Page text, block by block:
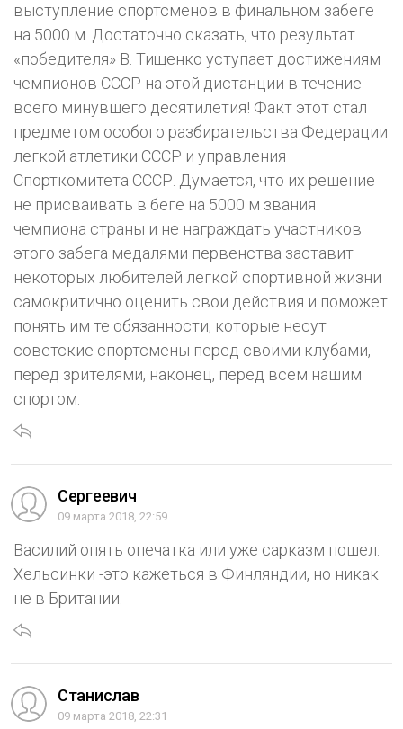
выступление спортсменов в финальном забеге
на 5000 м. Достаточно сказать, что результат
«победителя» В. Тищенко уступает достижениям
чемпионов СССР на этой дистанции в течение
всего минувшего десятилетия! Факт этот стал
предметом особого разбирательства Федерации
легкой атлетики СССР и управления
Спорткомитета СССР. Думается, что их решение
не присваивать в беге на 5000 м звания
чемпиона страны и не награждать участников
этого забега медалями первенства заставит
некоторых любителей легкой спортивной жизни
самокритично оценить свои действия и поможет
понять им те обязанности, которые несут
советские спортсмены перед своими клубами,
перед зрителями, наконец, перед всем нашим
спортом.
Сергеевич
09 марта 2018, 22:59
Василий опять опечатка или уже сарказм пошел.
Хельсинки -это кажеться в Финляндии, но никак
не в Британии.
Станислав
09 марта 2018, 22:31